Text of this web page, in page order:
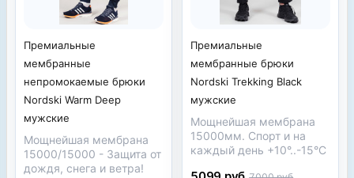
Премиальные
мембранные
непромокаемые брюки
Nordski Warm Deep
мужские
Мощнейшая мембрана
15000/15000 - Защита от
дождя, снега и ветра!
Премиальные
мембранные брюки
Nordski Trekking Black
мужские
Мощнейшая мембрана
15000мм. Спорт и на
каждый день +10°..-15°С